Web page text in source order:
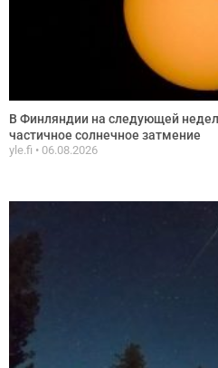
В Финляндии на следующей
частичное солнечное затмение
yle.fi 06.08.2026